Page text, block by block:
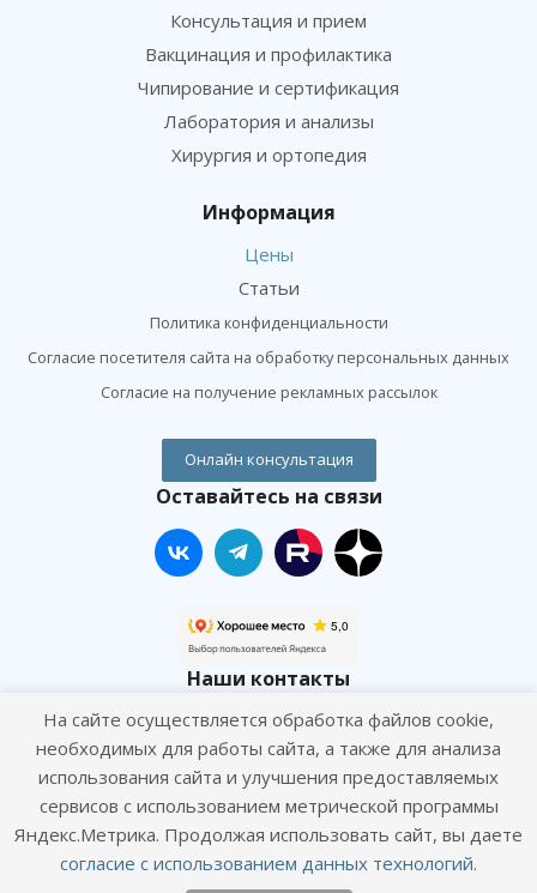
Консультация и прием
Вакцинация и профилактика
Чипирование и сертификация
Лаборатория и анализы
Хирургия и ортопедия
Информация
Цены
Статьи
Политика конфиденциальности
Согласие посетителя сайта на обработку персональных данных
Согласие на получение рекламных рассылок
Онлайн консультация
Оставайтесь на связи
Наши контакты
+7 (495) 120-01-09
info@goodhands.vet
г. Москва, ул. Профсоюзная, д. 58, кор. 4
(круглосуточно)
На сайте осуществляется обработка файлов cookie,
необходимых для работы сайта, а также для анализа
использования сайта и улучшения предоставляемых
сервисов с использованием метрической программы
Яндекс.Метрика. Продолжая использовать сайт, вы даете
согласие с использованием данных технологий.